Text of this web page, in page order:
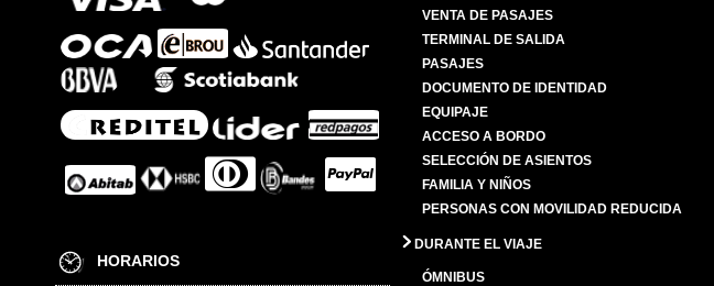
HORARIOS
VENTA DE PASAJES
TERMINAL DE SALIDA
PASAJES
DOCUMENTO DE IDENTIDAD
EQUIPAJE
ACCESO A BORDO
SELECCIÓN DE ASIENTOS
FAMILIA Y NIÑOS
PERSONAS CON MOVILIDAD REDUCIDA
DURANTE EL VIAJE
ÓMNIBUS